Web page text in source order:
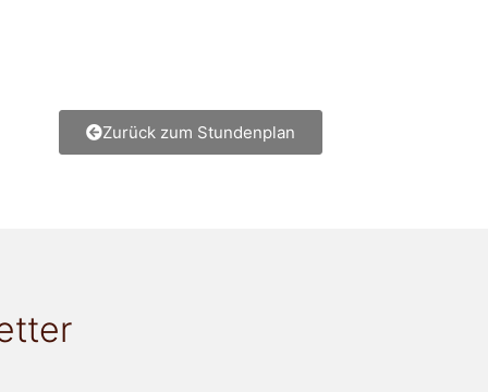
Zurück zum Stundenplan